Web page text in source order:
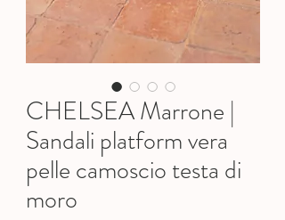
CHELSEA Marrone |
Sandali platform vera
pelle camoscio testa di
moro